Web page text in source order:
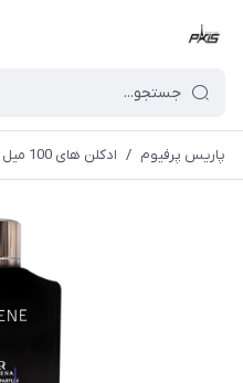
پاریس پرفیوم / ادکلن های 100 میل